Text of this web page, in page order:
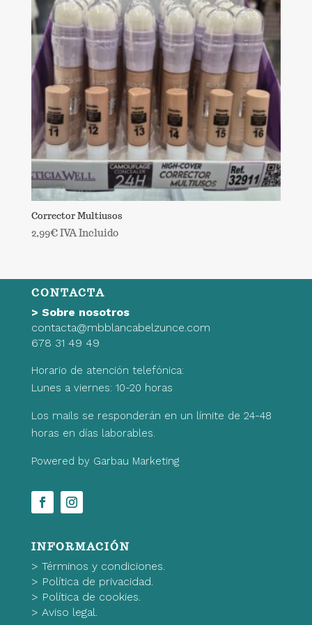
Corrector Multiusos
2,99€IVA Incluido
CONTACTA
> Sobre nosotros
contacta@mbblancabelzunce.com
678 31 49 49
Horario de atención telefónica:
Lunes a viernes: 10-20 horas
Los mails se responderán en un límite de 24-48
horas en días laborables.
Powered by Garbau Marketing
INFORMACIÓN
> Términos y condiciones.
> Política de privacidad.
> Política de cookies.
> Aviso legal.